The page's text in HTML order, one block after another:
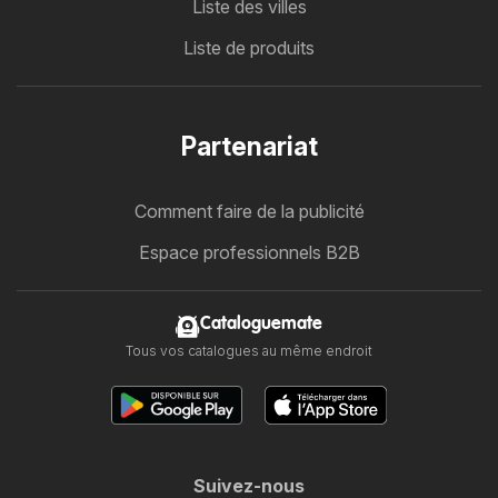
Liste des villes
Liste de produits
Partenariat
Comment faire de la publicité
Espace professionnels B2B
Cataloguemate
Tous vos catalogues au même endroit
Suivez-nous